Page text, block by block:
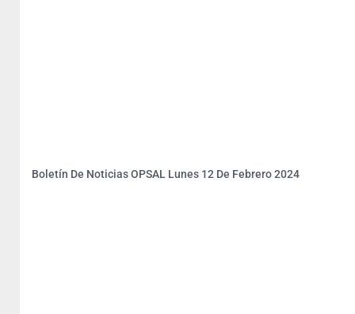
Boletín De Noticias OPSAL Lunes 12 De Febrero 2024